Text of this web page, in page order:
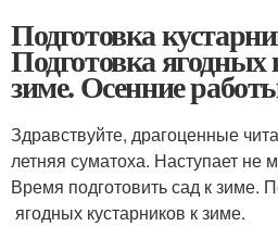
Подготовка
Подготовка ягодных
зиме. Осенние
Здравствуйте, драгоценные
летняя суматоха. Наступает не
Время подготовить сад к зиме.
ягодных кустарников к зиме.